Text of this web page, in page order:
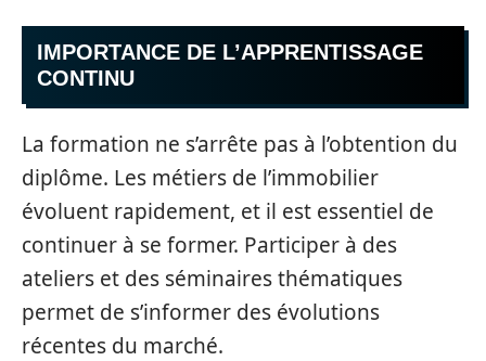
IMPORTANCE DE L’APPRENTISSAGE
CONTINU
La formation ne s’arrête pas à l’obtention du
diplôme. Les métiers de l’immobilier
évoluent rapidement, et il est essentiel de
continuer à se former. Participer à des
ateliers et des séminaires thématiques
permet de s’informer des évolutions
récentes du marché.